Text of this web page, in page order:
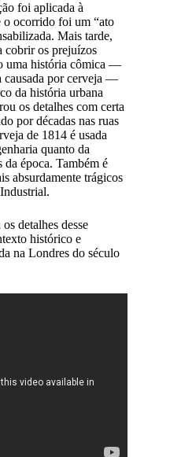
foi aplicada à
o ocorrido foi um “ato
Mais tarde,
cobrir os prejuízos
uma história cômica —
causada por cerveja —
da história urbana
os detalhes com certa
por décadas nas ruas
de 1814 é usada
quanto da
da época. Também é
absurdamente trágicos
detalhes desse
histórico e
na Londres do século